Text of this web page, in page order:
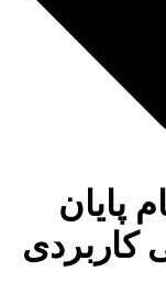
پایان
کاربردی